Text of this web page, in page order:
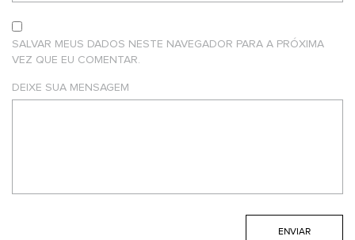
SALVAR MEUS DADOS NESTE NAVEGADOR PARA A PRÓXIMA
VEZ QUE EU COMENTAR.
DEIXE SUA MENSAGEM